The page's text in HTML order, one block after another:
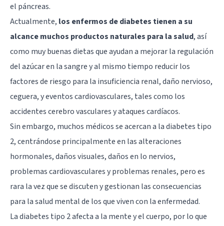
el páncreas.
Actualmente, los enfermos de diabetes tienen a su
alcance muchos productos naturales para la salud, así
como muy buenas dietas que ayudan a mejorar la regulación
del azúcar en la sangre y al mismo tiempo reducir los
factores de riesgo para la insuficiencia renal, daño nervioso,
ceguera, y eventos cardiovasculares, tales como los
accidentes cerebro vasculares y ataques cardíacos.
Sin embargo, muchos médicos se acercan a la diabetes tipo
2, centrándose principalmente en las alteraciones
hormonales, daños visuales, daños en lo nervios,
problemas cardiovasculares y problemas renales, pero es
rara la vez que se discuten y gestionan las consecuencias
para la salud mental de los que viven con la enfermedad.
La diabetes tipo 2 afecta a la mente y el cuerpo, por lo que